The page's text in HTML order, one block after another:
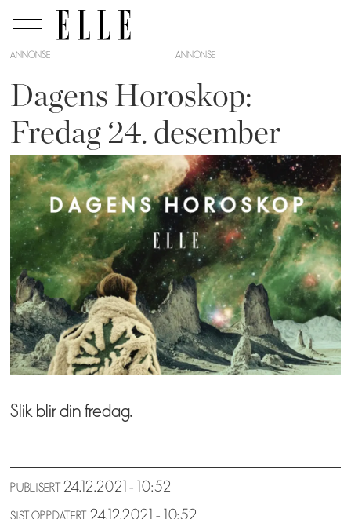
ANNONSE
Dagens Horoskop:
Fredag 24. desember
Slik blir din fredag.
PUBLISERT 24.12.2021 - 10:52
SIST OPPDATERT 24.12.2021 - 10:52